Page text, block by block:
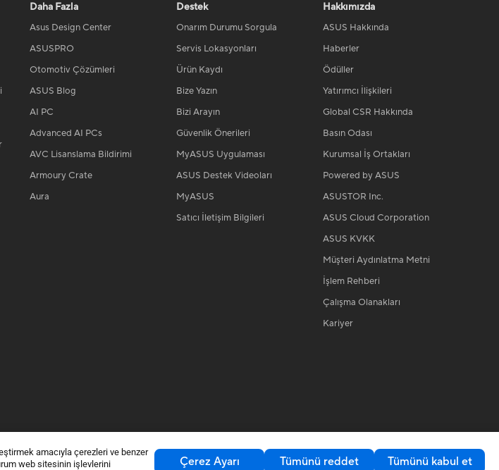
amacıyla çerezleri ve benzer
web sitesinin işlevlerini
Çerez Ayarı Tümünü reddet Tümünü kabul et
Daha Fazla
Asus Design Center
ASUSPRO
Otomotiv Çözümleri
ASUS Blog
AI PC
Advanced AI PCs
AVC Lisanslama Bildirimi
Armoury Crate
Aura
Destek
Onarım Durumu Sorgula
Servis Lokasyonları
Ürün Kaydı
Bize Yazın
Bizi Arayın
Güvenlik Önerileri
MyASUS Uygulaması
ASUS Destek Videoları
MyASUS
Satıcı İletişim Bilgileri
Hakkımızda
ASUS Hakkında
Haberler
Ödüller
Yatırımcı İlişkileri
Global CSR Hakkında
Basın Odası
Kurumsal İş Ortakları
Powered by ASUS
ASUSTOR Inc.
ASUS Cloud Corporation
ASUS KVKK
Müşteri Aydınlatma Metni
İşlem Rehberi
Çalışma Olanakları
Kariyer